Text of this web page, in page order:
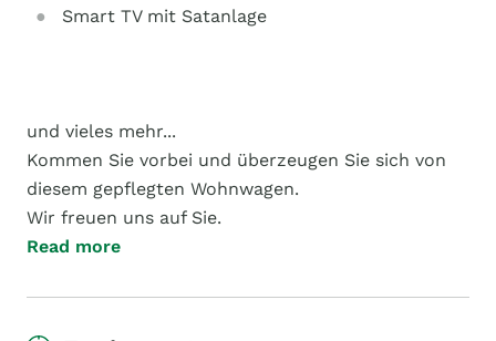
Smart TV mit Satanlage
und vieles mehr...
Kommen Sie vorbei und überzeugen Sie sich von
diesem gepflegten Wohnwagen.
Wir freuen uns auf Sie.
Read more